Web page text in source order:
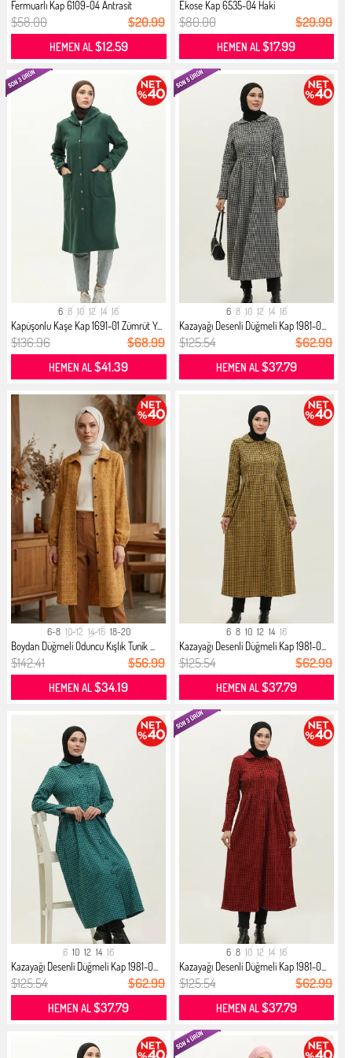
Fermuarlı Kap 6109-04 Antrasit
$58.00 $20.99
HEMEN AL$12.59
Ekose Kap 6535-04 Haki
$80.00 $29.99
HEMEN AL$17.99
6 8 10 12 14 16
Kapüşonlu Kaşe Kap 1691-01 Zümrüt Y...
$136.96 $68.99
HEMEN AL$41.39
6 8 10 12 14 16
Kazayağı Desenli Düğmeli Kap 1981-0...
$125.54 $62.99
HEMEN AL$37.79
6-8 10-12 14-16 18-20
Boydan Düğmeli Oduncu Kışlık Tunik ...
$142.41 $56.99
HEMEN AL$34.19
6 8 10 12 14 16
Kazayağı Desenli Düğmeli Kap 1981-0...
$125.54 $62.99
HEMEN AL$37.79
6 10 12 14 16
Kazayağı Desenli Düğmeli Kap 1981-0...
$125.54 $62.99
HEMEN AL$37.79
6 8 10 12 14 16
Kazayağı Desenli Düğmeli Kap 1981-0...
$125.54 $62.99
HEMEN AL$37.79